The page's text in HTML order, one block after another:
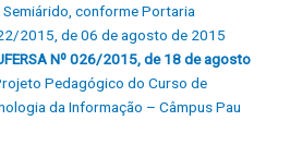
conforme Portaria
2015, de 06 de agosto de 2015
Nº 026/2015, de 18 de agosto
Pedagógico do Curso de
da Informação – Câmpus Pau